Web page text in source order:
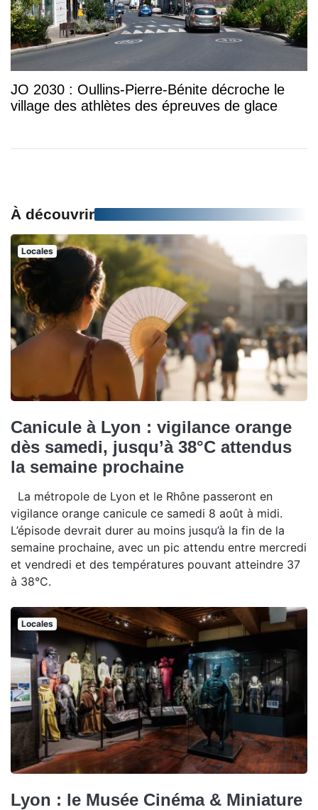
JO 2030 : Oullins-Pierre-Bénite décroche le
village des athlètes des épreuves de glace
À découvrir
Locales
Canicule à Lyon : vigilance orange
dès samedi, jusqu’à 38°C attendus
la semaine prochaine
La métropole de Lyon et le Rhône passeront en
vigilance orange canicule ce samedi 8 août à midi.
L’épisode devrait durer au moins jusqu’à la fin de la
semaine prochaine, avec un pic attendu entre mercredi
et vendredi et des températures pouvant atteindre 37
à 38°C.
Locales
Lyon : le Musée Cinéma & Miniature